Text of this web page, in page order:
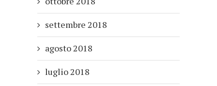
settembre 2018
agosto 2018
luglio 2018